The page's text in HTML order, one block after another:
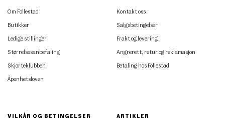
Om Follestad
Butikker
Ledige stillinger
Størrelsesanbefaling
Skjorteklubben
Åpenhetsloven
Kontakt oss
Salgsbetingelser
Frakt og levering
Angrerett, retur og reklamasjon
Betaling hos Follestad
VILKÅR OG BETINGELSER ARTIKLER